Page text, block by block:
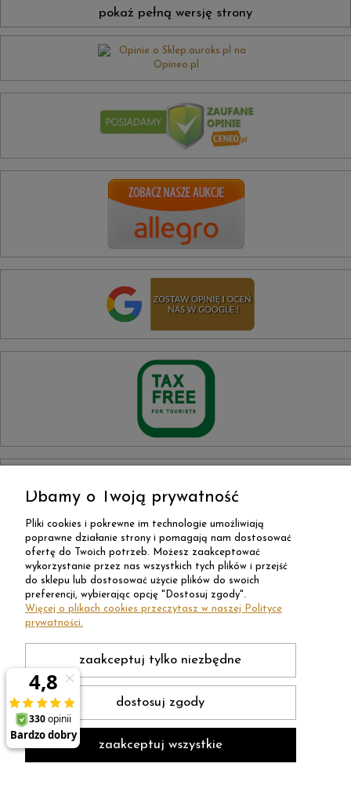
pokaż pełną wersję strony
Sklep internetowy Shoper Premium
Dbamy o Twoją prywatność
Pliki cookies i pokrewne im technologie umożliwiają
poprawne działanie strony i pomagają nam dostosować
ofertę do Twoich potrzeb. Możesz zaakceptować
wykorzystanie przez nas wszystkich tych plików i przejść
do sklepu lub dostosować użycie plików do swoich
preferencji, wybierając opcję "Dostosuj zgody".
Więcej o plikach cookies przeczytasz w naszej Polityce
prywatności.
zaakceptuj tylko niezbędne
dostosuj zgody
zaakceptuj wszystkie